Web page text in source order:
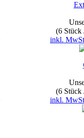
(6 Stück
inkl.
(6 Stück
inkl.